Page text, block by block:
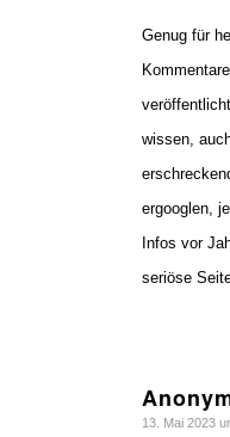
Genug für
wissen,
ergooglen,
Infos vor
seriöse
sagte:
13. Mai 2023